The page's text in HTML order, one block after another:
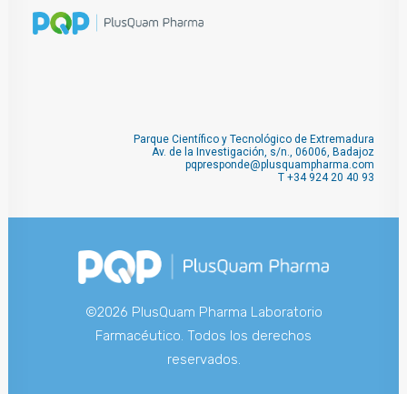
Parque Científico y Tecnológico de Extremadura
Av. de la Investigación, s/n., 06006, Badajoz
pqpresponde@plusquampharma.com
T +34 924 20 40 93
©2026 PlusQuam Pharma Laboratorio
Farmacéutico. Todos los derechos
reservados.